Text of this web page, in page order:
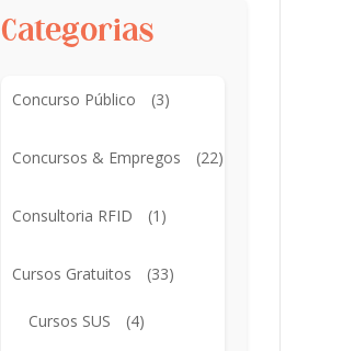
Categorias
Concurso Público (3)
Concursos & Empregos (22)
Consultoria RFID (1)
Cursos Gratuitos (33)
Cursos SUS (4)